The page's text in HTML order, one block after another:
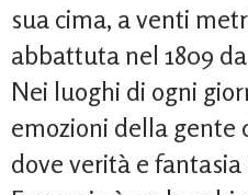
sua cima, a venti
abbattuta nel 1809
Nei luoghi di ogni
emozioni della gente
dove verità e